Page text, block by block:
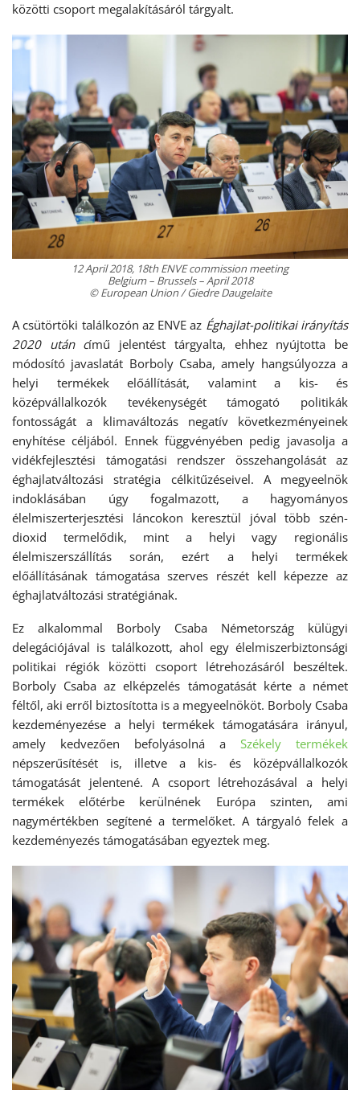
közötti csoport megalakításáról tárgyalt.
12 April 2018, 18th ENVE commission meeting
Belgium – Brussels – April 2018
© European Union / Giedre Daugelaite
A csütörtöki találkozón az ENVE az Éghajlat-politikai irányítás
2020 után című jelentést tárgyalta, ehhez nyújtotta be
módosító javaslatát Borboly Csaba, amely hangsúlyozza a
helyi termékek előállítását, valamint a kis- és
középvállalkozók tevékenységét támogató politikák
fontosságát a klimaváltozás negatív következményeinek
enyhítése céljából. Ennek függvényében pedig javasolja a
vidékfejlesztési támogatási rendszer összehangolását az
éghajlatváltozási stratégia célkitűzéseivel. A megyeelnök
indoklásában úgy fogalmazott, a hagyományos
élelmiszerterjesztési láncokon keresztül jóval több szén-
dioxid termelődik, mint a helyi vagy regionális
élelmiszerszállítás során, ezért a helyi termékek
előállításának támogatása szerves részét kell képezze az
éghajlatváltozási stratégiának.
Ez alkalommal Borboly Csaba Németország külügyi
delegációjával is találkozott, ahol egy élelmiszerbiztonsági
politikai régiók közötti csoport létrehozásáról beszéltek.
Borboly Csaba az elképzelés támogatását kérte a német
féltől, aki erről biztosította is a megyeelnököt. Borboly Csaba
kezdeményezése a helyi termékek támogatására irányul,
amely kedvezően befolyásolná a Székely termékek
népszerűsítését is, illetve a kis- és középvállalkozók
támogatását jelentené. A csoport létrehozásával a helyi
termékek előtérbe kerülnének Európa szinten, ami
nagymértékben segítené a termelőket. A tárgyaló felek a
kezdeményezés támogatásában egyeztek meg.